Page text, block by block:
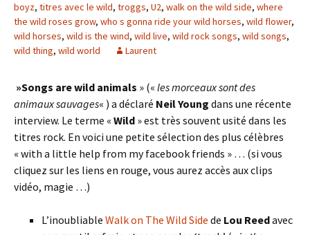
boyz, titres avec le wild, troggs, U2, walk on the wild side, where
the wild roses grow, who s gonna ride your wild horses, wild flower,
wild horses, wild is the wind, wild live, wild rock songs, wild songs,
wild thing, wild world Laurent
‎ »Songs are wild animals » (« les morceaux sont des
animaux sauvages« ) a déclaré Neil Young dans une récente
interview. Le terme « Wild » est très souvent usité dans les
titres rock. En voici une petite sélection des plus célèbres
« with a little help from my facebook friends » … (si vous
cliquez sur les liens en rouge, vous aurez accès aux clips
vidéo, magie …)
L’inoubliable Walk on The Wild Side de Lou Reedavec